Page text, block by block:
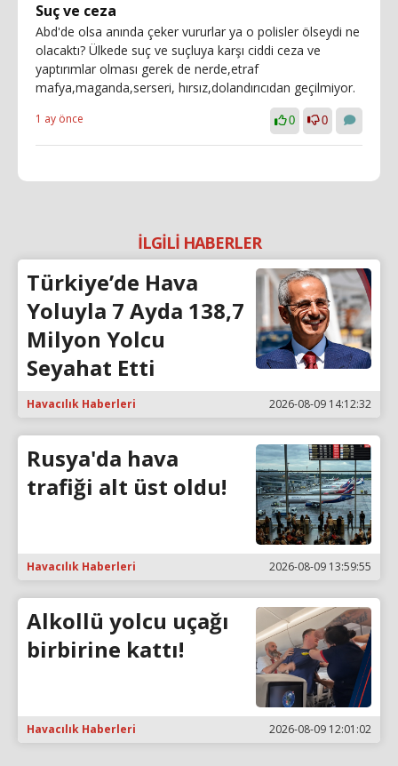
Suç ve ceza
Abd'de olsa anında çeker vururlar ya o polisler ölseydi ne
olacaktı? Ülkede suç ve suçluya karşı ciddi ceza ve
yaptırımlar olması gerek de nerde,etraf
mafya,maganda,serseri, hırsız,dolandırıcıdan geçilmiyor.
1 ay önce 0 0
İLGİLİ HABERLER
Türkiye’de Hava
Yoluyla 7 Ayda 138,7
Milyon Yolcu
Seyahat Etti
Havacılık Haberleri 2026-08-09 14:12:32
Rusya'da hava
trafiği alt üst oldu!
Havacılık Haberleri 2026-08-09 13:59:55
Alkollü yolcu uçağı
birbirine kattı!
Havacılık Haberleri 2026-08-09 12:01:02